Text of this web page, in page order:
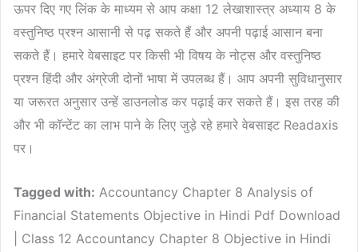
ऊपर दिए गए लिंक के माध्यम से आप कक्षा 12 लेखाशास्त्र अध्याय 8 के
वस्तुनिष्ठ प्रश्न आसानी से पढ़ सकते हैं और अपनी पढ़ाई आसान बना
सकते हैं। हमारे वेबसाइट पर किसी भी विषय के नोट्स‍ और वस्तुनिष्ठ
प्रश्न हिंदी और अंग्रेजी दोनों भाषा में उपलब्ध हैं। आप अपनी सुविधानुसार
या जरूरत अनुसार उन्हें डाउनलोड कर पढ़ाई कर सकते हैं। इस तरह की
और भी कॉन्टेंट का लाभ पाने के लिए जुड़े रहे हमारे वेबसाइट Readaxis
पर।
Tagged with: Accountancy Chapter 8 Analysis of
Financial Statements Objective in Hindi Pdf Download
| Class 12 Accountancy Chapter 8 Objective in Hindi